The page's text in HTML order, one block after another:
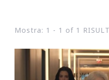
Mostra: 1 - 1 of 1